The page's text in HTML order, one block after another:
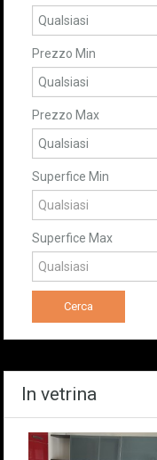
Prezzo Min
Prezzo Max
Superfice Min
Superfice Max
In vetrina